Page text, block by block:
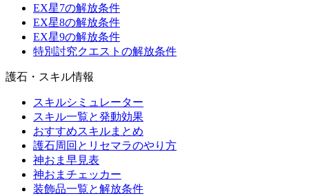
EX星7の解放条件
EX星8の解放条件
EX星9の解放条件
特別討究クエストの解放条件
護石・スキル情報
スキルシミュレーター
スキル一覧と発動効果
おすすめスキルまとめ
護石周回とリセマラのやり方
神おま早見表
神おまチェッカー
装飾品一覧と解放条件